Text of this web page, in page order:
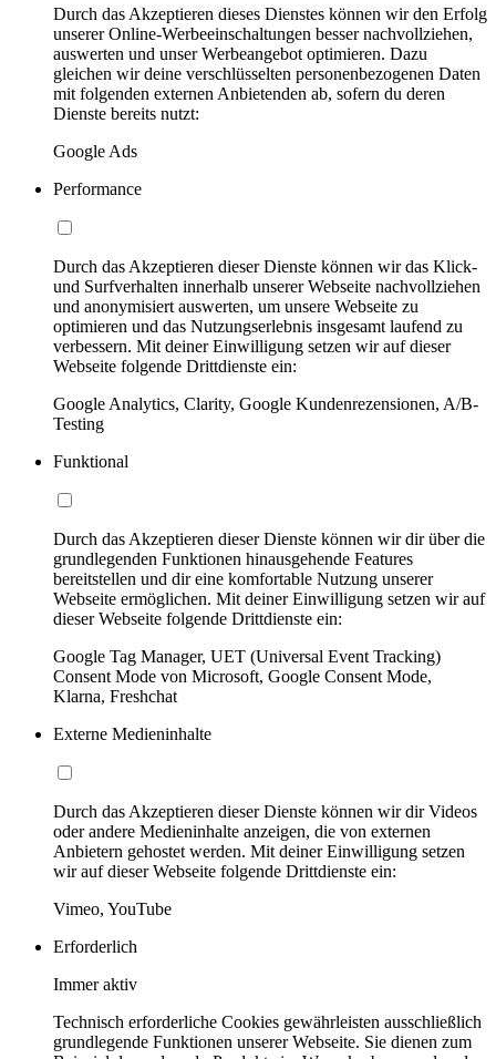
Durch das Akzeptieren dieses Dienstes können wir den Erfolg
unserer Online-Werbeeinschaltungen besser nachvollziehen,
auswerten und unser Werbeangebot optimieren. Dazu
gleichen wir deine verschlüsselten personenbezogenen Daten
mit folgenden externen Anbietenden ab, sofern du deren
Dienste bereits nutzt:
Google Ads
Performance
Durch das Akzeptieren dieser Dienste können wir das Klick-
und Surfverhalten innerhalb unserer Webseite nachvollziehen
und anonymisiert auswerten, um unsere Webseite zu
optimieren und das Nutzungserlebnis insgesamt laufend zu
verbessern. Mit deiner Einwilligung setzen wir auf dieser
Webseite folgende Drittdienste ein:
Google Analytics, Clarity, Google Kundenrezensionen, A/B-
Testing
Funktional
Durch das Akzeptieren dieser Dienste können wir dir über die
grundlegenden Funktionen hinausgehende Features
bereitstellen und dir eine komfortable Nutzung unserer
Webseite ermöglichen. Mit deiner Einwilligung setzen wir auf
dieser Webseite folgende Drittdienste ein:
Google Tag Manager, UET (Universal Event Tracking)
Consent Mode von Microsoft, Google Consent Mode,
Klarna, Freshchat
Externe Medieninhalte
Durch das Akzeptieren dieser Dienste können wir dir Videos
oder andere Medieninhalte anzeigen, die von externen
Anbietern gehostet werden. Mit deiner Einwilligung setzen
wir auf dieser Webseite folgende Drittdienste ein:
Vimeo, YouTube
Erforderlich
Immer aktiv
Technisch erforderliche Cookies gewährleisten ausschließlich
grundlegende Funktionen unserer Webseite. Sie dienen zum